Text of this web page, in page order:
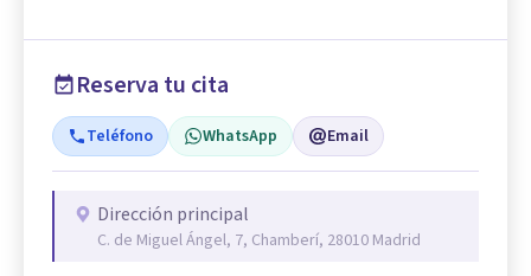
Reserva tu cita
Teléfono WhatsApp Email
Dirección principal
C. de Miguel Ángel, 7, Chamberí, 28010 Madrid